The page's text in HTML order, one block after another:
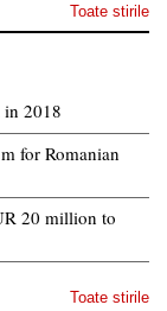
Toate stirile
in 2018
for Romanian
20 million to
Toate stirile